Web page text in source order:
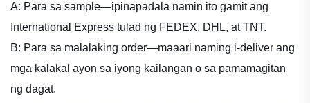
A: Para sa sample—ipinapadala namin ito gamit ang
International Express tulad ng FEDEX, DHL, at TNT.
B: Para sa malalaking order—maaari naming i-deliver ang
mga kalakal ayon sa iyong kailangan o sa pamamagitan
ng dagat.